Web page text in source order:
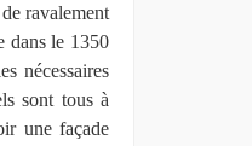
ravalement
dans le 1350
nécessaires
sont tous à
une façade